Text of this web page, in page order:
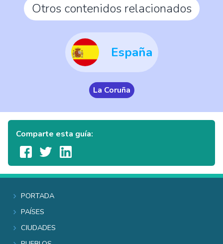
Otros contenidos relacionados
España
La Coruña
Comparte esta guía:
Portada
Países
Ciudades